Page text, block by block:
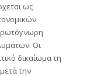
ως
Οι
δικαίωμα τη
την